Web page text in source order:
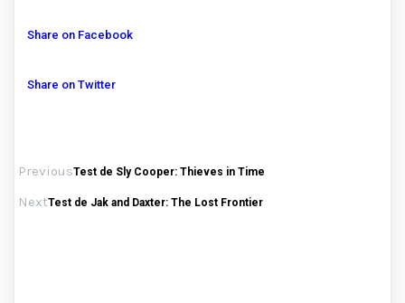
Share on Facebook
Share on Twitter
PreviousTest de Sly Cooper: Thieves in Time
NextTest de Jak and Daxter: The Lost Frontier